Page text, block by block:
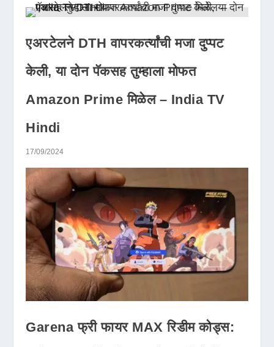
एअरटेलने DTH वापरकर्त्यांची मजा दुप्पट
केली, या दोन पॅकसह तुम्हाला मोफत
Amazon Prime मिळेल – India TV
Hindi
17/09/2024
Garena फ्री फायर MAX रिडीम कोड्स: